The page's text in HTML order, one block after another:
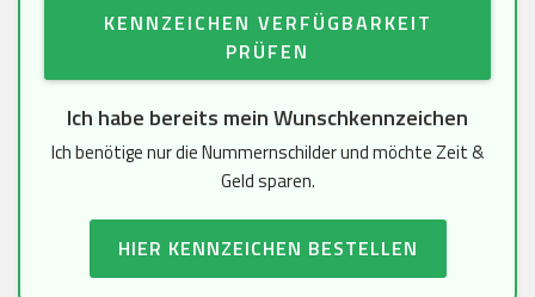
KENNZEICHEN VERFÜGBARKEIT
PRÜFEN
Ich habe bereits mein Wunschkennzeichen
Ich benötige nur die Nummernschilder und möchte Zeit &
Geld sparen.
HIER KENNZEICHEN BESTELLEN